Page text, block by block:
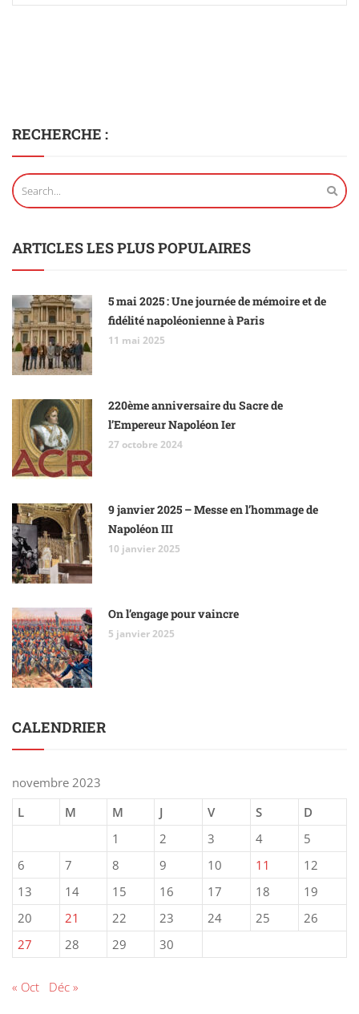
RECHERCHE :
ARTICLES LES PLUS POPULAIRES
5 mai 2025 : Une journée de mémoire et de
fidélité napoléonienne à Paris
11 mai 2025
220ème anniversaire du Sacre de
l’Empereur Napoléon Ier
27 octobre 2024
9 janvier 2025 – Messe en l’hommage de
Napoléon III
10 janvier 2025
On l’engage pour vaincre
5 janvier 2025
CALENDRIER
novembre 2023
L
M M J V S
D
1
2 3 4
5
6
7 8 9 10 11
12
13
14 15 16 17 18
19
20
21 22 23 24 25
26
27
28 29 30
« Oct Déc »